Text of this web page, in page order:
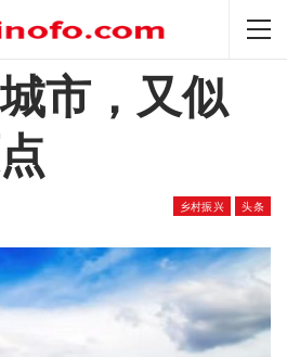
市，又似
乡村振兴 头条